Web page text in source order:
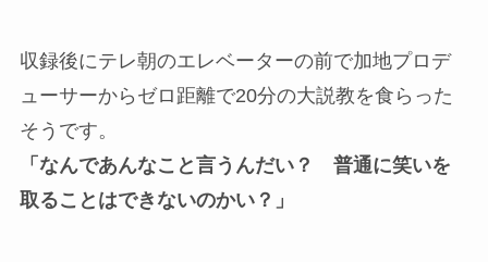
収録後にテレ朝のエレベーターの前で加地プロデ
ューサーからゼロ距離で20分の大説教を食らった
そうです。
「なんであんなこと言うんだい？ 普通に笑いを
取ることはできないのかい？」